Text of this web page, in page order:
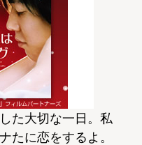
た大切な一日。私
たに恋をするよ。